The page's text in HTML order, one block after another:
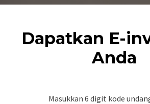
Dapatkan E-
Anda
Masukkan 6 digit kode